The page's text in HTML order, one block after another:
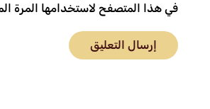
في هذا المتصفح لاستخدامها المرة
إرسال التعليق